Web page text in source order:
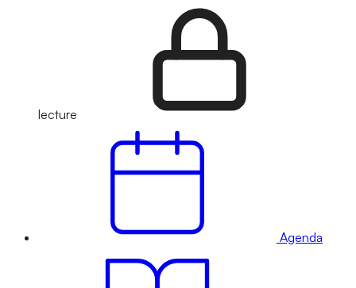
lecture
Agenda